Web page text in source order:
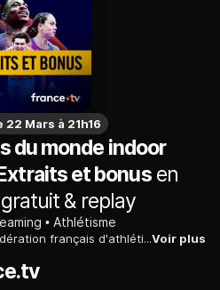
22 Mars à 21h16
du monde indoor
et bonusen
& replay
Athlétisme
Patron du haut niveau à la Fédération français d'athlétisme, l'ancien perchiste Jean Galfione tire le bilan des Mondiaux indoor de l'équipe de France au micro de France.tv.Voir plus